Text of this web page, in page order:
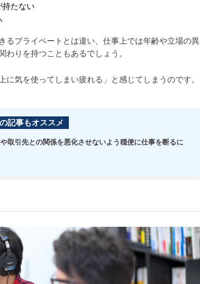
持たない
るプライベートとは違い、仕事上では年齢や立場の異
わりを持つこともあるでしょう。
気を使ってしまい疲れる」と感じてしまうのです。
記事もオススメ
や取引先との関係を悪化させないよう穏便に仕事を断るに